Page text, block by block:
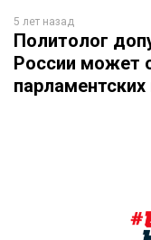
5 лет назад
Политолог
России может
парламентских